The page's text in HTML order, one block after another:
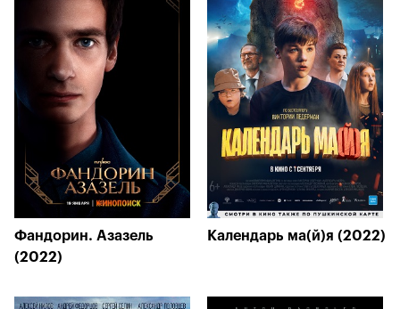
Фандорин. Азазель
(2022)
Календарь ма(й)я (2022)